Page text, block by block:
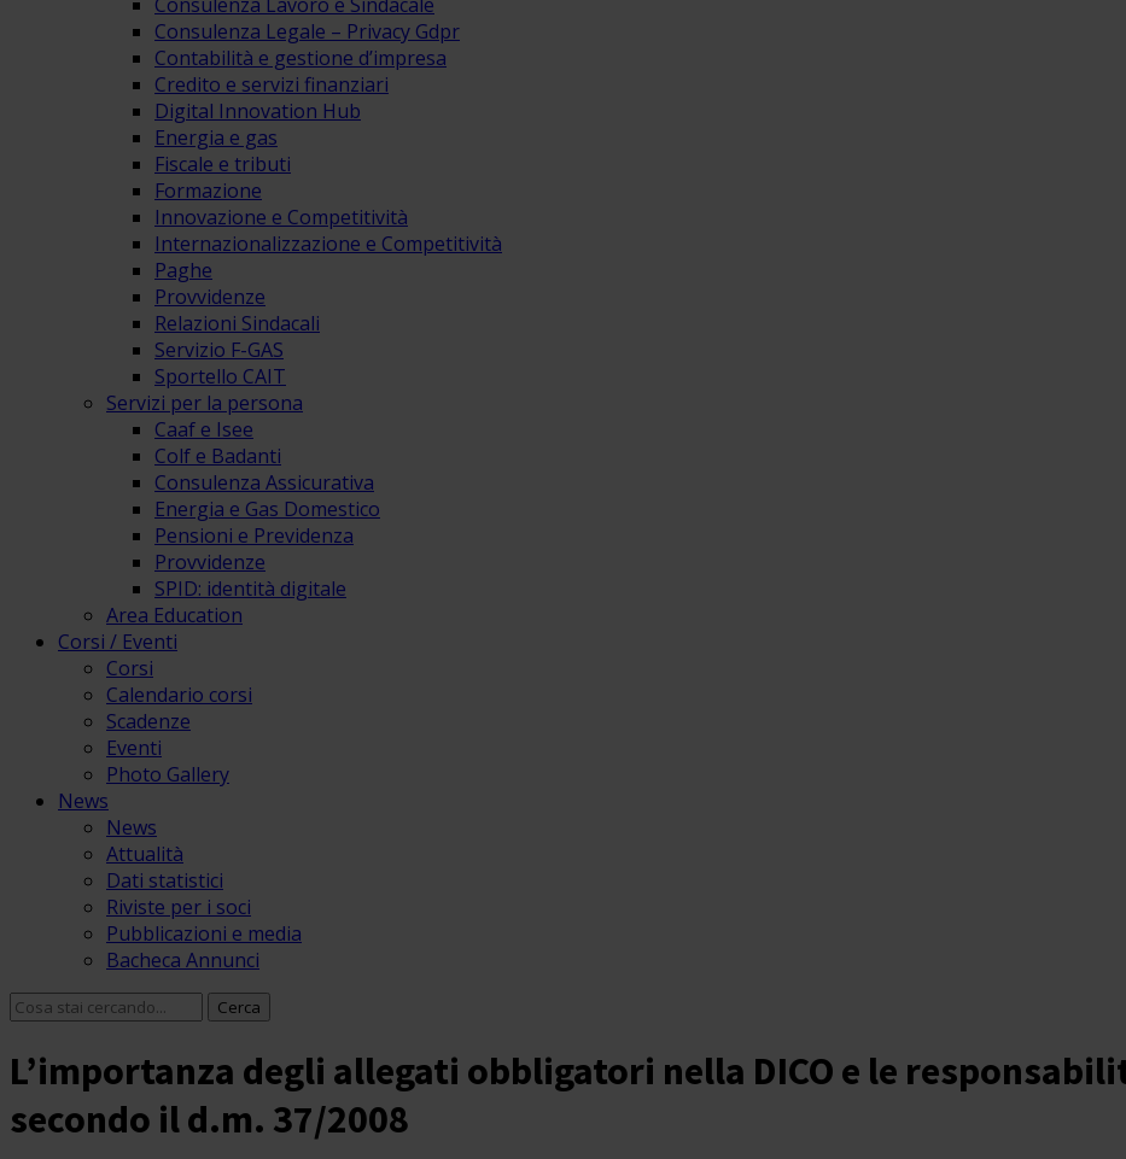
Consulenza Legale – Privacy Gdpr
Contabilità e gestione d’impresa
Credito e servizi finanziari
Digital Innovation Hub
Energia e gas
Fiscale e tributi
Formazione
Innovazione e Competitività
Internazionalizzazione e Competitività
Paghe
Provvidenze
Relazioni Sindacali
Servizio F-GAS
Sportello CAIT
Servizi per la persona
Caaf e Isee
Colf e Badanti
Consulenza Assicurativa
Energia e Gas Domestico
Pensioni e Previdenza
Provvidenze
SPID: identità digitale
Area Education
Corsi / Eventi
Corsi
Calendario corsi
Scadenze
Eventi
Photo Gallery
News
News
Attualità
Dati statistici
Riviste per i soci
Pubblicazioni e media
Bacheca Annunci
L’importanza degli allegati obbligatori nella DICO e le
secondo il d.m. 37/2008